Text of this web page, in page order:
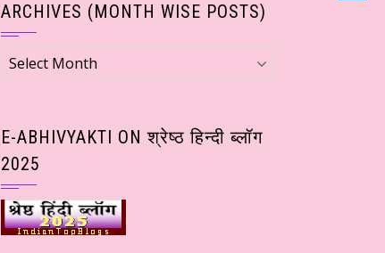
ARCHIVES (MONTH WISE POSTS)
Archives
(Month
E-ABHIVYAKTI ON श्रेष्ठ हिन्दी ब्लॉग
2025